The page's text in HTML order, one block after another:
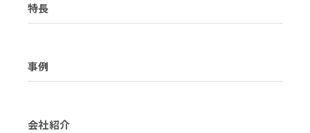
特長
事例
会社紹介